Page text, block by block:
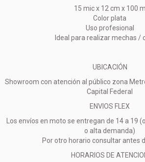
15 mic x 12 cm x 100 m
Color plata
Uso profesional
Ideal para realizar mechas /
UBICACIÓN
Showroom con atención al público zona
Capital Federal
ENVIOS FLEX
Los envíos en moto se entregan de 14 a 19
o alta demanda)
Por otro horario consultar antes
HORARIOS DE